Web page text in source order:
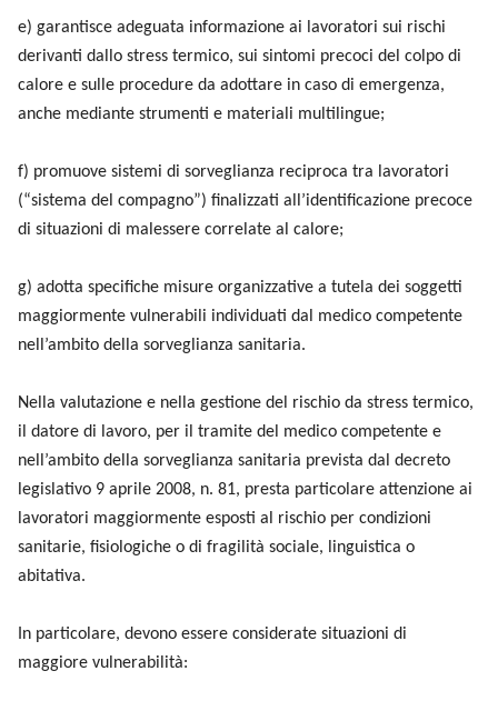
e) garantisce adeguata informazione ai lavoratori sui rischi
derivanti dallo stress termico, sui sintomi precoci del colpo di
calore e sulle procedure da adottare in caso di emergenza,
anche mediante strumenti e materiali multilingue;
f) promuove sistemi di sorveglianza reciproca tra lavoratori
(“sistema del compagno”) finalizzati all’identificazione precoce
di situazioni di malessere correlate al calore;
g) adotta specifiche misure organizzative a tutela dei soggetti
maggiormente vulnerabili individuati dal medico competente
nell’ambito della sorveglianza sanitaria.
Nella valutazione e nella gestione del rischio da stress termico,
il datore di lavoro, per il tramite del medico competente e
nell’ambito della sorveglianza sanitaria prevista dal decreto
legislativo 9 aprile 2008, n. 81, presta particolare attenzione ai
lavoratori maggiormente esposti al rischio per condizioni
sanitarie, fisiologiche o di fragilità sociale, linguistica o
abitativa.
In particolare, devono essere considerate situazioni di
maggiore vulnerabilità: